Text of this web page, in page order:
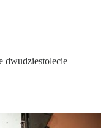
dwudziestolecie